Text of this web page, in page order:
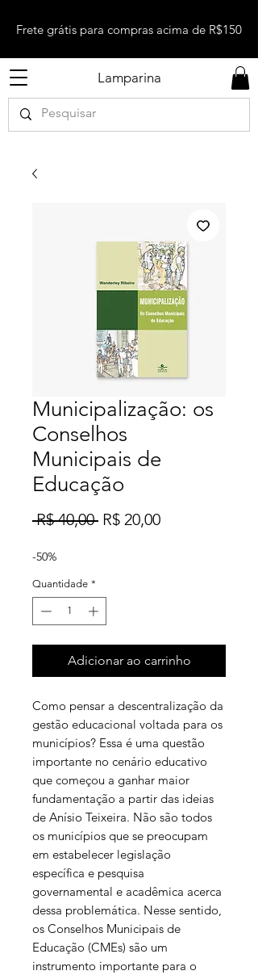
Lamparina
Frete grátis para compras acima de R$150
Municipalização: os
Conselhos
Municipais de
Educação
R$ 40,00 Preço
R$ 20,00Preço
-50%
Quantidade *
Adicionar ao carrinho
Como pensar a descentralização da
gestão educacional voltada para os
municípios? Essa é uma questão
importante no cenário educativo
que começou a ganhar maior
fundamentação a partir das ideias
de Anísio Teixeira. Não são todos
os municípios que se preocupam
em estabelecer legislação
específica e pesquisa
governamental e acadêmica acerca
dessa problemática. Nesse sentido,
os Conselhos Municipais de
Educação (CMEs) são um
instrumento importante para o